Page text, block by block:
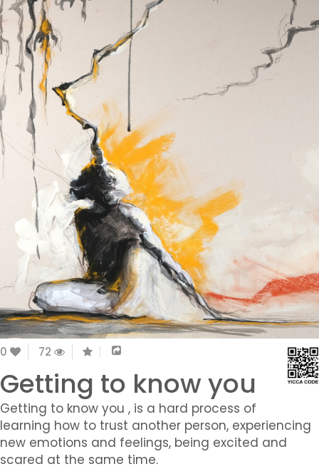
0 72
Getting to know you
Getting to know you , is a hard process of
learning how to trust another person, experiencing
new emotions and feelings, being excited and
scared at the same time.